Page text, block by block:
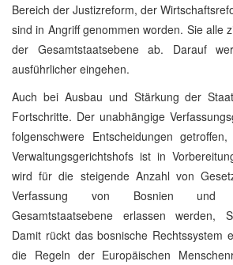
Bereich der Justizreform, der
sind in Angriff genommen worden. Sie alle
der Gesamtstaatsebene ab. Darauf
ausführlicher eingehen.
Auch bei Ausbau und Stärkung der
Fortschritte. Der unabhängige
folgenschwere Entscheidungen
Verwaltungsgerichtshofs ist in
wird für die steigende Anzahl von
Verfassung von Bosnien und
Gesamtstaatsebene erlassen werden,
Damit rückt das bosnische Rechtssystem
die Regeln der Europäischen